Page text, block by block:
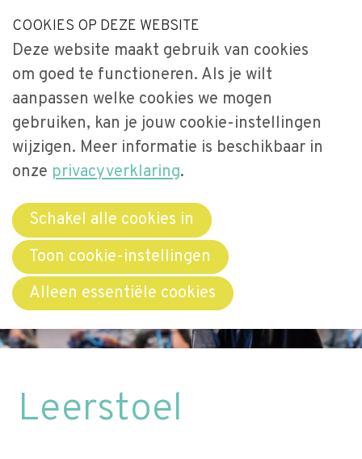
m
Our Phone Number:
033-2473461 Our Email Address:
secretariaat@videnet.nl
Menu
Leerstoel
Home
Uitgelicht
Activiteiten
Over Vide
Leerstoel
Netwerken
Bibliotheek
Word lid
Contact
COOKIES OP DEZE WEBSITE
Deze website maakt gebruik van cookies
om goed te functioneren. Als je wilt
aanpassen welke cookies we mogen
gebruiken, kan je jouw cookie-instellingen
wijzigen. Meer informatie is beschikbaar in
onze privacyverklaring.
Schakel alle cookies in
Toon cookie-instellingen
Alleen essentiële cookies